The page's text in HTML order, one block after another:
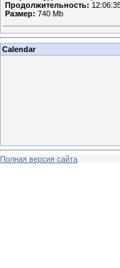
Продолжительность:
Размер: 740 Mb
Calendar
Полная версия сайта